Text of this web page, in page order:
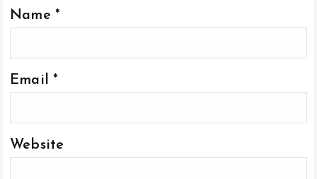
Name *
Email *
Website